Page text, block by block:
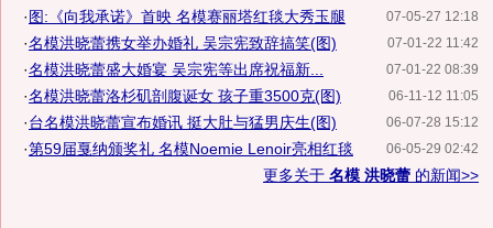
07-05-27 12:18
·图:《向我承诺》首映 名模赛丽塔红毯大秀玉腿
07-01-22 11:42
·名模洪晓蕾携女举办婚礼 吴宗宪致辞搞笑(图)
07-01-22 08:39
·名模洪晓蕾盛大婚宴 吴宗宪等出席祝福新...
06-11-12 11:05
·名模洪晓蕾洛杉矶剖腹诞女 孩子重3500克(图)
06-07-28 15:12
·台名模洪晓蕾宣布婚讯 挺大肚与猛男庆生(图)
06-05-29 02:42
·第59届戛纳颁奖礼 名模Noemie Lenoir亮相红毯
更多关于 名模 洪晓蕾 的新闻>>